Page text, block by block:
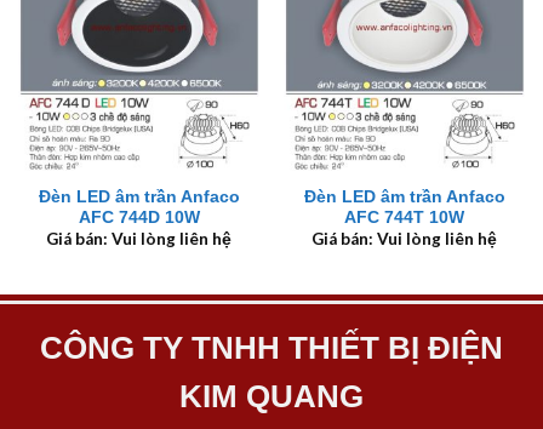
Đèn LED âm trần Anfaco
AFC 744D 10W
Giá bán: Vui lòng liên hệ
Đèn LED âm trần Anfaco
AFC 744T 10W
Giá bán: Vui lòng liên hệ
CÔNG TY TNHH THIẾT BỊ ĐIỆN
KIM QUANG